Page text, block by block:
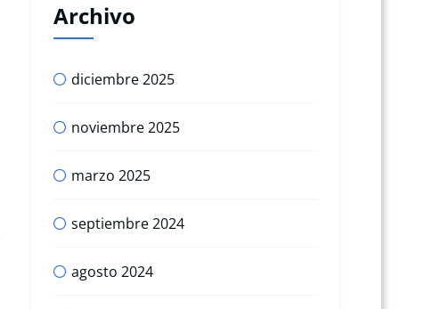
Archivo
diciembre 2025
noviembre 2025
marzo 2025
septiembre 2024
agosto 2024